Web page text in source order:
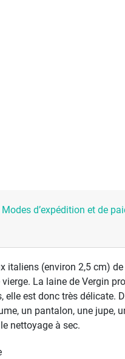
Modes d’expédition et de
italiens (environ 2,5 cm)
La laine de Vergin
elle est donc très délicate.
un pantalon, une jupe,
nettoyage à sec.